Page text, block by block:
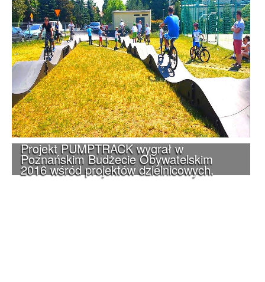
Projekt PUMPTRACK wygrał w
Poznańskim Budżecie Obywatelskim
2016 wśród projektów dzielnicowych.